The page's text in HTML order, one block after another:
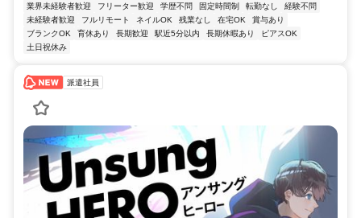
業界未経験者歓迎 フリーター歓迎 学歴不問 固定時間制 転勤なし
経験不問
未経験者歓迎
フルリモート ネイルOK 残業なし 在宅OK
賞与あり
ブランクOK
育休あり 長期歓迎 駅近5分以内 長期休暇あり
ピアスOK
土日祝休み
派遣社員